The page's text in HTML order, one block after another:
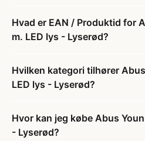
Hvad er EAN / Produktid for
m. LED lys - Lyserød?
Hvilken kategori tilhører
LED lys - Lyserød?
Hvor kan jeg købe Abus
- Lyserød?